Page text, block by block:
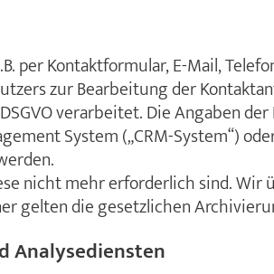
per Kontaktformular, E-Mail,
zur Bearbeitung der
verarbeitet. Die Angaben
System („CRM-System“)
nicht mehr erforderlich sind. Wir
gelten die gesetzlichen
Analysediensten